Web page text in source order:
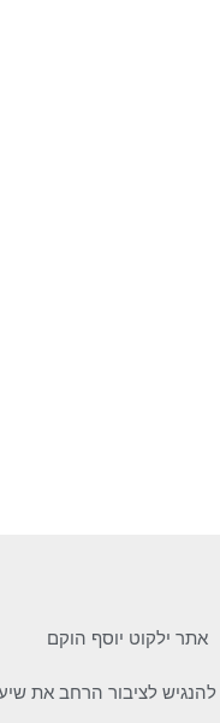
אתר ילקוט יוסף הוקם
לציבור הרחב את שיעורי